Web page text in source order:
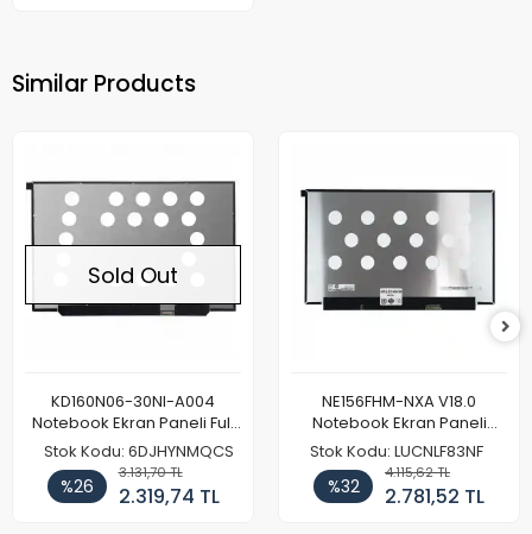
Similar Products
Sold Out
KD160N06-30NI-A004
Notebook Ekran Paneli Full
HD
Stok Kodu: 6DJHYNMQCS
%26
3.131,70 TL
2.319,74 TL
NE156FHM-NXA V18.0
Notebook Ekran Paneli
144Hz
Stok Kodu: LUCNLF83NF
%32
4.115,62 TL
2.781,52 TL